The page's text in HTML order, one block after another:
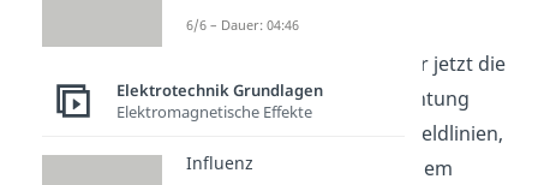
Beim Versuch bewegen wir jetzt die
Leiterschaukelin eine Richtung
senkrecht zu den Magnetfeldlinien,
also in unserem Fall „aus dem
6/6 – Dauer: 04:46
Elektrotechnik Grundlagen
Elektromagnetische Effekte
Influenz